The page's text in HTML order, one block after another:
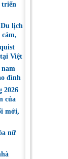
Năm
triển
lịch
Việt
đình
2026
của
mới,
nữ